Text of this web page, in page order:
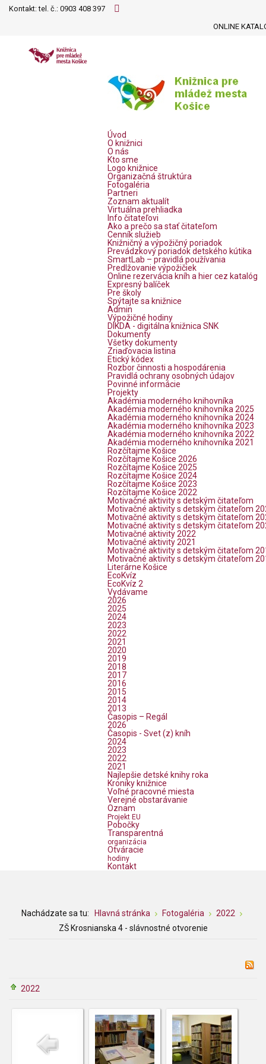
Kontakt: tel. č.: 0903 408 397
ONLINE
Úvod
O knižnici
O nás
Kto sme
Logo knižnice
Organizačná štruktúra
Fotogaléria
Partneri
Zoznam aktualít
Virtuálna prehliadka
Info čitateľovi
Ako a prečo sa stať čitateľom
Cenník služieb
Knižničný a výpožičný poriadok
Prevádzkový poriadok detského kútika
SmartLab – pravidlá používania
Predlžovanie výpožičiek
Online rezervácia kníh a hier cez katalóg
Expresný balíček
Pre školy
Spýtajte sa knižnice
Admin
Výpožičné hodiny
DIKDA - digitálna knižnica SNK
Dokumenty
Všetky dokumenty
Zriaďovacia listina
Etický kódex
Rozbor činnosti a hospodárenia
Pravidlá ochrany osobných údajov
Povinné informácie
Projekty
Akadémia moderného knihovníka
Akadémia moderného knihovníka 2025
Akadémia moderného knihovníka 2024
Akadémia moderného knihovníka 2023
Akadémia moderného knihovníka 2022
Akadémia moderného knihovníka 2021
Rozčítajme Košice
Rozčítajme Košice 2026
Rozčítajme Košice 2025
Rozčítajme Košice 2024
Rozčítajme Košice 2023
Rozčítajme Košice 2022
Motivačné aktivity s detským čitateľom
Motivačné aktivity s detským čitateľom
Motivačné aktivity s detským čitateľom
Motivačné aktivity s detským čitateľom
Motivačné aktivity 2022
Motivačné aktivity 2021
Motivačné aktivity s detským čitateľom
Motivačné aktivity s detským čitateľom
Literárne Košice
EcoKvíz
EcoKvíz 2
Vydávame
2026
2025
2024
2023
2022
2021
2020
2019
2018
2017
2016
2015
2014
2013
Časopis – Regál
2026
Časopis - Svet (z) kníh
2024
2023
2022
2021
Najlepšie detské knihy roka
Kroniky knižnice
Voľné pracovné miesta
Verejné obstarávanie
Oznam
Projekt EU
Pobočky
Transparentná
organizácia
Otváracie
hodiny
Kontakt
Nachádzate sa tu: Hlavná stránka Fotogaléria
2022
ZŠ Krosnianska 4 - slávnostné otvorenie
2022